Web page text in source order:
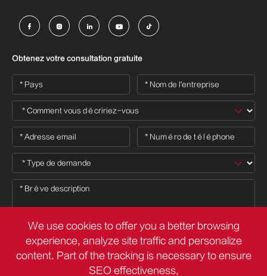
    
Obtenez votre consultation gratuite
We use cookies to offer you a better browsing
experience, analyze site traffic and personalize
content. Part of the tracking is necessary to ensure
SEO effectiveness,